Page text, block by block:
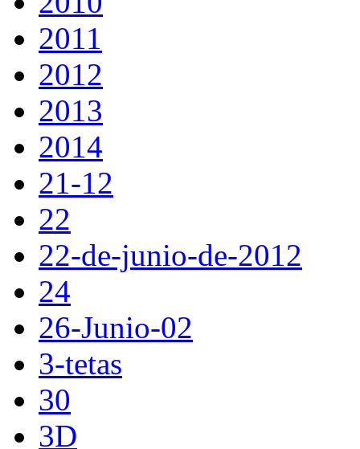
2011
2012
2013
2014
21-12
22
22-de-junio-de-2012
24
26-Junio-02
3-tetas
30
3D